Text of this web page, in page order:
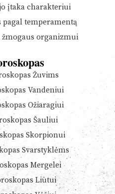
įtaka charakteriui
temperamentą
organizmui
Žuvims
Vandeniui
Ožiaragiui
Šauliui
Skorpionui
Svarstyklėms
Mergelei
Liūtui